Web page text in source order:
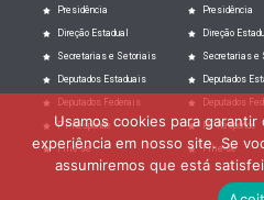
Presidência
Direção Estadual
Secretarias e Setoriais
Deputados Estaduais
Deputados Federais
PT Responde
Filie-se
Presidência
Direção
Secretarias e
Deputados
Deputados
PT Responde
Filie-se
Usamos cookies para
experiência em nosso site. Se
assumiremos que está